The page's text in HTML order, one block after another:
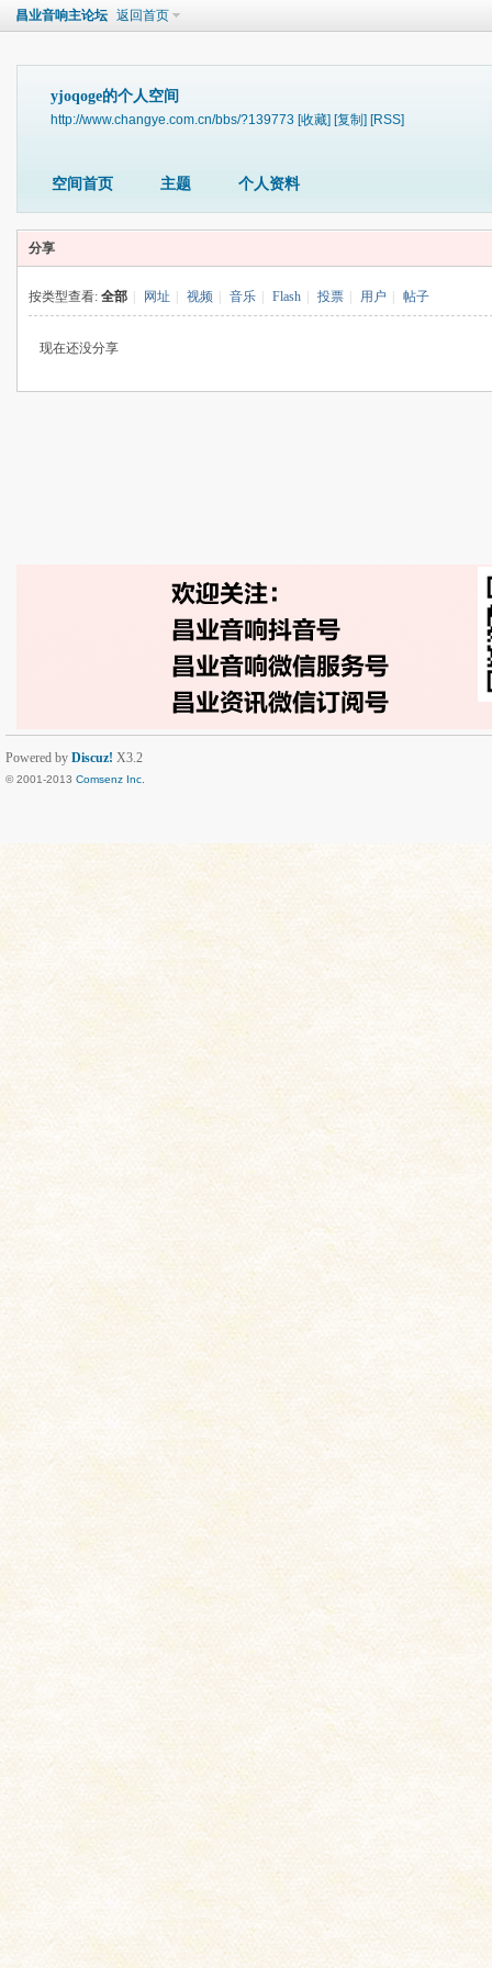
昌业音响主论坛 返回首页
yjoqoge的个人空间
http://www.changye.com.cn/bbs/?139773 [收藏] [复制] [RSS]
空间首页 主题 个人资料
分享
按类型查看: 全部 网址 视频 音乐 Flash 投票 用户 帖子
现在还没分享
Powered by Discuz! X3.2
© 2001-2013 Comsenz Inc.